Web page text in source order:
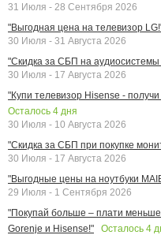
31 Июля - 28 Сентября 2026
"Выгодная цена на телевизор
30 Июля - 31 Августа 2026
"Скидка за СБП на
30 Июля - 17 Августа 2026
"Купи телевизор Hisense -
Осталось 4 дня
30 Июля - 10 Августа 2026
"Скидка за СБП при покупке
30 Июля - 17 Августа 2026
"Выгодные цены на ноутбуки
29 Июля - 1 Сентября 2026
"Покупай больше – плати
Gorenje и Hisense!"
Осталось 4